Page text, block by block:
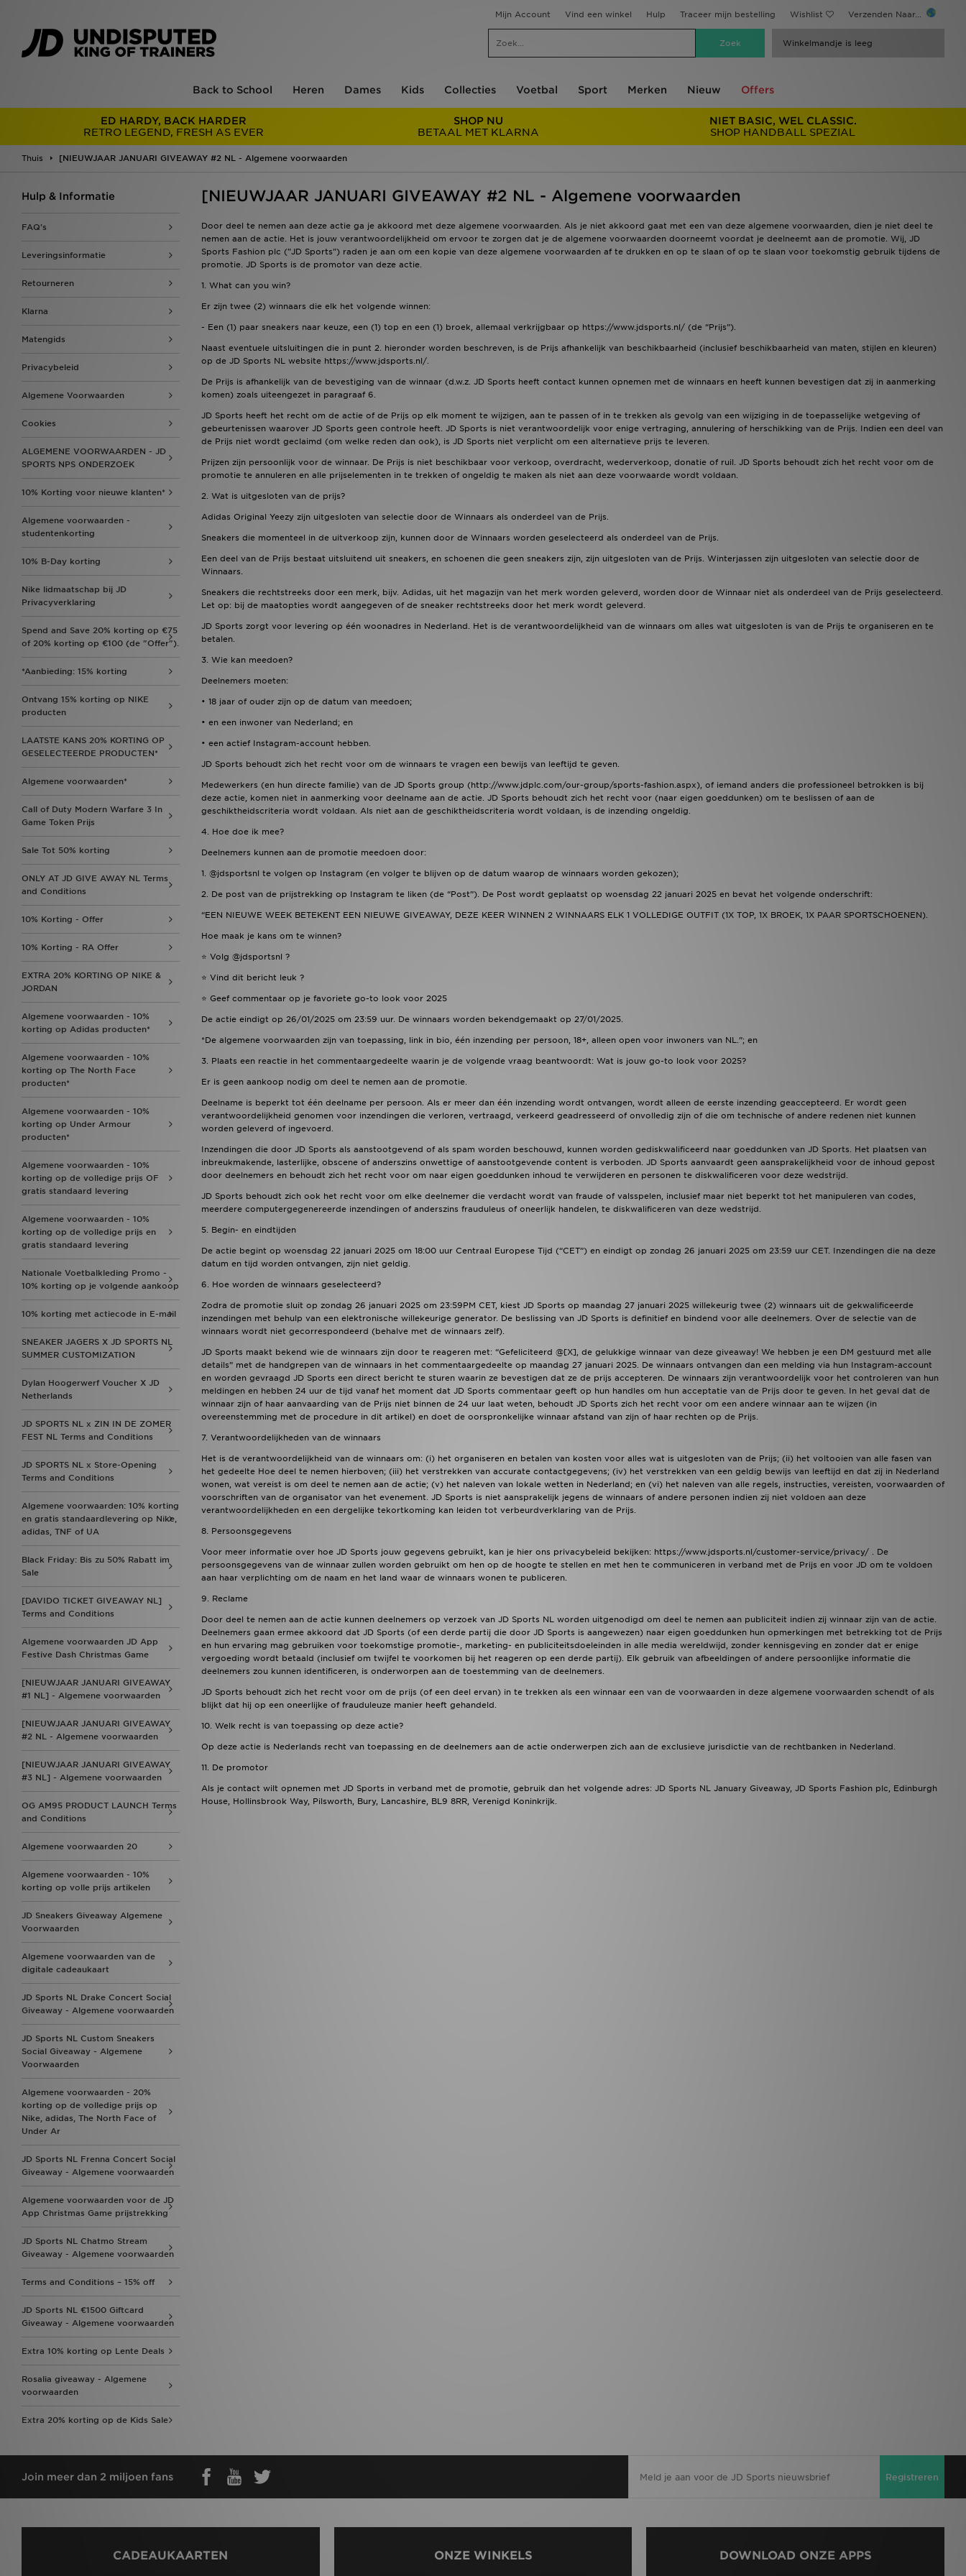
Mijn Account Vind een winkel Hulp Traceer mijn bestelling Wishlist Verzenden Naar...
Winkelmandje is leeg
Back to School Heren Dames Kids Collecties Voetbal Sport Merken Nieuw Offers
ED HARDY, BACK HARDER
RETRO LEGEND, FRESH AS EVER
SHOP NU
BETAAL MET KLARNA
NIET BASIC, WEL CLASSIC.
SHOP HANDBALL SPEZIAL
Thuis [NIEUWJAAR JANUARI GIVEAWAY #2 NL - Algemene voorwaarden
Hulp & Informatie
FAQ's
Leveringsinformatie
Retourneren
Klarna
Matengids
Privacybeleid
Algemene Voorwaarden
Cookies
ALGEMENE VOORWAARDEN - JD
SPORTS NPS ONDERZOEK
10% Korting voor nieuwe klanten*
Algemene voorwaarden -
studentenkorting
10% B-Day korting
Nike lidmaatschap bij JD
Privacyverklaring
Spend and Save 20% korting op €75
of 20% korting op €100 (de "Offer").
*Aanbieding: 15% korting
Ontvang 15% korting op NIKE
producten
LAATSTE KANS 20% KORTING OP
GESELECTEERDE PRODUCTEN*
Algemene voorwaarden*
Call of Duty Modern Warfare 3 In
Game Token Prijs
Sale Tot 50% korting
ONLY AT JD GIVE AWAY NL Terms
and Conditions
10% Korting - Offer
10% Korting - RA Offer
EXTRA 20% KORTING OP NIKE &
JORDAN
Algemene voorwaarden - 10%
korting op Adidas producten*
Algemene voorwaarden - 10%
korting op The North Face
producten*
Algemene voorwaarden - 10%
korting op Under Armour
producten*
Algemene voorwaarden - 10%
korting op de volledige prijs OF
gratis standaard levering
Algemene voorwaarden - 10%
korting op de volledige prijs en
gratis standaard levering
Nationale Voetbalkleding Promo -
10% korting op je volgende aankoop
10% korting met actiecode in E-mail
SNEAKER JAGERS X JD SPORTS NL
SUMMER CUSTOMIZATION
Dylan Hoogerwerf Voucher X JD
Netherlands
JD SPORTS NL x ZIN IN DE ZOMER
FEST NL Terms and Conditions
JD SPORTS NL x Store-Opening
Terms and Conditions
Algemene voorwaarden: 10% korting
en gratis standaardlevering op Nike,
adidas, TNF of UA
Black Friday: Bis zu 50% Rabatt im
Sale
[DAVIDO TICKET GIVEAWAY NL]
Terms and Conditions
Algemene voorwaarden JD App
Festive Dash Christmas Game
[NIEUWJAAR JANUARI GIVEAWAY
#1 NL] - Algemene voorwaarden
[NIEUWJAAR JANUARI GIVEAWAY
#2 NL - Algemene voorwaarden
[NIEUWJAAR JANUARI GIVEAWAY
#3 NL] - Algemene voorwaarden
OG AM95 PRODUCT LAUNCH Terms
and Conditions
Algemene voorwaarden 20
Algemene voorwaarden - 10%
korting op volle prijs artikelen
JD Sneakers Giveaway Algemene
Voorwaarden
Algemene voorwaarden van de
digitale cadeaukaart
JD Sports NL Drake Concert Social
Giveaway - Algemene voorwaarden
JD Sports NL Custom Sneakers
Social Giveaway - Algemene
Voorwaarden
Algemene voorwaarden - 20%
korting op de volledige prijs op
Nike, adidas, The North Face of
Under Ar
JD Sports NL Frenna Concert Social
Giveaway - Algemene voorwaarden
Algemene voorwaarden voor de JD
App Christmas Game prijstrekking
JD Sports NL Chatmo Stream
Giveaway - Algemene voorwaarden
Terms and Conditions – 15% off
JD Sports NL €1500 Giftcard
Giveaway - Algemene voorwaarden
Extra 10% korting op Lente Deals
Rosalia giveaway - Algemene
voorwaarden
Extra 20% korting op de Kids Sale
[NIEUWJAAR JANUARI GIVEAWAY #2 NL - Algemene voorwaarden
Door deel te nemen aan deze actie ga je akkoord met deze algemene voorwaarden. Als je niet akkoord gaat met een van deze algemene voorwaarden, dien je niet deel te
nemen aan de actie. Het is jouw verantwoordelijkheid om ervoor te zorgen dat je de algemene voorwaarden doorneemt voordat je deelneemt aan de promotie. Wij, JD
Sports Fashion plc ("JD Sports") raden je aan om een kopie van deze algemene voorwaarden af te drukken en op te slaan of op te slaan voor toekomstig gebruik tijdens de
promotie. JD Sports is de promotor van deze actie.
1. What can you win?
Er zijn twee (2) winnaars die elk het volgende winnen:
- Een (1) paar sneakers naar keuze, een (1) top en een (1) broek, allemaal verkrijgbaar op https://www.jdsports.nl/ (de “Prijs”).
Naast eventuele uitsluitingen die in punt 2. hieronder worden beschreven, is de Prijs afhankelijk van beschikbaarheid (inclusief beschikbaarheid van maten, stijlen en kleuren)
op de JD Sports NL website https://www.jdsports.nl/.
De Prijs is afhankelijk van de bevestiging van de winnaar (d.w.z. JD Sports heeft contact kunnen opnemen met de winnaars en heeft kunnen bevestigen dat zij in aanmerking
komen) zoals uiteengezet in paragraaf 6.
JD Sports heeft het recht om de actie of de Prijs op elk moment te wijzigen, aan te passen of in te trekken als gevolg van een wijziging in de toepasselijke wetgeving of
gebeurtenissen waarover JD Sports geen controle heeft. JD Sports is niet verantwoordelijk voor enige vertraging, annulering of herschikking van de Prijs. Indien een deel van
de Prijs niet wordt geclaimd (om welke reden dan ook), is JD Sports niet verplicht om een alternatieve prijs te leveren.
Prijzen zijn persoonlijk voor de winnaar. De Prijs is niet beschikbaar voor verkoop, overdracht, wederverkoop, donatie of ruil. JD Sports behoudt zich het recht voor om de
promotie te annuleren en alle prijselementen in te trekken of ongeldig te maken als niet aan deze voorwaarde wordt voldaan.
2. Wat is uitgesloten van de prijs?
Adidas Original Yeezy zijn uitgesloten van selectie door de Winnaars als onderdeel van de Prijs.
Sneakers die momenteel in de uitverkoop zijn, kunnen door de Winnaars worden geselecteerd als onderdeel van de Prijs.
Een deel van de Prijs bestaat uitsluitend uit sneakers, en schoenen die geen sneakers zijn, zijn uitgesloten van de Prijs. Winterjassen zijn uitgesloten van selectie door de
Winnaars.
Sneakers die rechtstreeks door een merk, bijv. Adidas, uit het magazijn van het merk worden geleverd, worden door de Winnaar niet als onderdeel van de Prijs geselecteerd.
Let op: bij de maatopties wordt aangegeven of de sneaker rechtstreeks door het merk wordt geleverd.
JD Sports zorgt voor levering op één woonadres in Nederland. Het is de verantwoordelijkheid van de winnaars om alles wat uitgesloten is van de Prijs te organiseren en te
betalen.
3. Wie kan meedoen?
Deelnemers moeten:
• 18 jaar of ouder zijn op de datum van meedoen;
• en een inwoner van Nederland; en
• een actief Instagram-account hebben.
JD Sports behoudt zich het recht voor om de winnaars te vragen een bewijs van leeftijd te geven.
Medewerkers (en hun directe familie) van de JD Sports group (http://www.jdplc.com/our-group/sports-fashion.aspx), of iemand anders die professioneel betrokken is bij
deze actie, komen niet in aanmerking voor deelname aan de actie. JD Sports behoudt zich het recht voor (naar eigen goeddunken) om te beslissen of aan de
geschiktheidscriteria wordt voldaan. Als niet aan de geschiktheidscriteria wordt voldaan, is de inzending ongeldig.
4. Hoe doe ik mee?
Deelnemers kunnen aan de promotie meedoen door:
1. @jdsportsnl te volgen op Instagram (en volger te blijven op de datum waarop de winnaars worden gekozen);
2. De post van de prijstrekking op Instagram te liken (de “Post”). De Post wordt geplaatst op woensdag 22 januari 2025 en bevat het volgende onderschrift:
“EEN NIEUWE WEEK BETEKENT EEN NIEUWE GIVEAWAY, DEZE KEER WINNEN 2 WINNAARS ELK 1 VOLLEDIGE OUTFIT (1X TOP, 1X BROEK, 1X PAAR SPORTSCHOENEN).
Hoe maak je kans om te winnen?
⭐️ Volg @jdsportsnl ?
⭐️ Vind dit bericht leuk ?
⭐️ Geef commentaar op je favoriete go-to look voor 2025
De actie eindigt op 26/01/2025 om 23:59 uur. De winnaars worden bekendgemaakt op 27/01/2025.
*De algemene voorwaarden zijn van toepassing, link in bio, één inzending per persoon, 18+, alleen open voor inwoners van NL.”; en
3. Plaats een reactie in het commentaargedeelte waarin je de volgende vraag beantwoordt: Wat is jouw go-to look voor 2025?
Er is geen aankoop nodig om deel te nemen aan de promotie.
Deelname is beperkt tot één deelname per persoon. Als er meer dan één inzending wordt ontvangen, wordt alleen de eerste inzending geaccepteerd. Er wordt geen
verantwoordelijkheid genomen voor inzendingen die verloren, vertraagd, verkeerd geadresseerd of onvolledig zijn of die om technische of andere redenen niet kunnen
worden geleverd of ingevoerd.
Inzendingen die door JD Sports als aanstootgevend of als spam worden beschouwd, kunnen worden gediskwalificeerd naar goeddunken van JD Sports. Het plaatsen van
inbreukmakende, lasterlijke, obscene of anderszins onwettige of aanstootgevende content is verboden. JD Sports aanvaardt geen aansprakelijkheid voor de inhoud gepost
door deelnemers en behoudt zich het recht voor om naar eigen goeddunken inhoud te verwijderen en personen te diskwalificeren voor deze wedstrijd.
JD Sports behoudt zich ook het recht voor om elke deelnemer die verdacht wordt van fraude of valsspelen, inclusief maar niet beperkt tot het manipuleren van codes,
meerdere computergegenereerde inzendingen of anderszins frauduleus of oneerlijk handelen, te diskwalificeren van deze wedstrijd.
5. Begin- en eindtijden
De actie begint op woensdag 22 januari 2025 om 18:00 uur Centraal Europese Tijd (“CET”) en eindigt op zondag 26 januari 2025 om 23:59 uur CET. Inzendingen die na deze
datum en tijd worden ontvangen, zijn niet geldig.
6. Hoe worden de winnaars geselecteerd?
Zodra de promotie sluit op zondag 26 januari 2025 om 23:59PM CET, kiest JD Sports op maandag 27 januari 2025 willekeurig twee (2) winnaars uit de gekwalificeerde
inzendingen met behulp van een elektronische willekeurige generator. De beslissing van JD Sports is definitief en bindend voor alle deelnemers. Over de selectie van de
winnaars wordt niet gecorrespondeerd (behalve met de winnaars zelf).
JD Sports maakt bekend wie de winnaars zijn door te reageren met: “Gefeliciteerd @[X], de gelukkige winnaar van deze giveaway! We hebben je een DM gestuurd met alle
details” met de handgrepen van de winnaars in het commentaargedeelte op maandag 27 januari 2025. De winnaars ontvangen dan een melding via hun Instagram-account
en worden gevraagd JD Sports een direct bericht te sturen waarin ze bevestigen dat ze de prijs accepteren. De winnaars zijn verantwoordelijk voor het controleren van hun
meldingen en hebben 24 uur de tijd vanaf het moment dat JD Sports commentaar geeft op hun handles om hun acceptatie van de Prijs door te geven. In het geval dat de
winnaar zijn of haar aanvaarding van de Prijs niet binnen de 24 uur laat weten, behoudt JD Sports zich het recht voor om een andere winnaar aan te wijzen (in
overeenstemming met de procedure in dit artikel) en doet de oorspronkelijke winnaar afstand van zijn of haar rechten op de Prijs.
7. Verantwoordelijkheden van de winnaars
Het is de verantwoordelijkheid van de winnaars om: (i) het organiseren en betalen van kosten voor alles wat is uitgesloten van de Prijs; (ii) het voltooien van alle fasen van
het gedeelte Hoe deel te nemen hierboven; (iii) het verstrekken van accurate contactgegevens; (iv) het verstrekken van een geldig bewijs van leeftijd en dat zij in Nederland
wonen, wat vereist is om deel te nemen aan de actie; (v) het naleven van lokale wetten in Nederland; en (vi) het naleven van alle regels, instructies, vereisten, voorwaarden of
voorschriften van de organisator van het evenement. JD Sports is niet aansprakelijk jegens de winnaars of andere personen indien zij niet voldoen aan deze
verantwoordelijkheden en een dergelijke tekortkoming kan leiden tot verbeurdverklaring van de Prijs.
8. Persoonsgegevens
Voor meer informatie over hoe JD Sports jouw gegevens gebruikt, kan je hier ons privacybeleid bekijken: https://www.jdsports.nl/customer-service/privacy/ . De
persoonsgegevens van de winnaar zullen worden gebruikt om hen op de hoogte te stellen en met hen te communiceren in verband met de Prijs en voor JD om te voldoen
aan haar verplichting om de naam en het land waar de winnaars wonen te publiceren.
9. Reclame
Door deel te nemen aan de actie kunnen deelnemers op verzoek van JD Sports NL worden uitgenodigd om deel te nemen aan publiciteit indien zij winnaar zijn van de actie.
Deelnemers gaan ermee akkoord dat JD Sports (of een derde partij die door JD Sports is aangewezen) naar eigen goeddunken hun opmerkingen met betrekking tot de Prijs
en hun ervaring mag gebruiken voor toekomstige promotie-, marketing- en publiciteitsdoeleinden in alle media wereldwijd, zonder kennisgeving en zonder dat er enige
vergoeding wordt betaald (inclusief om twijfel te voorkomen bij het reageren op een derde partij). Elk gebruik van afbeeldingen of andere persoonlijke informatie die
deelnemers zou kunnen identificeren, is onderworpen aan de toestemming van de deelnemers.
JD Sports behoudt zich het recht voor om de prijs (of een deel ervan) in te trekken als een winnaar een van de voorwaarden in deze algemene voorwaarden schendt of als
blijkt dat hij op een oneerlijke of frauduleuze manier heeft gehandeld.
10. Welk recht is van toepassing op deze actie?
Op deze actie is Nederlands recht van toepassing en de deelnemers aan de actie onderwerpen zich aan de exclusieve jurisdictie van de rechtbanken in Nederland.
11. De promotor
Als je contact wilt opnemen met JD Sports in verband met de promotie, gebruik dan het volgende adres: JD Sports NL January Giveaway, JD Sports Fashion plc, Edinburgh
House, Hollinsbrook Way, Pilsworth, Bury, Lancashire, BL9 8RR, Verenigd Koninkrijk.
Join meer dan 2 miljoen fans Registreren
CADEAUKAARTEN ONZE WINKELS DOWNLOAD ONZE APPS